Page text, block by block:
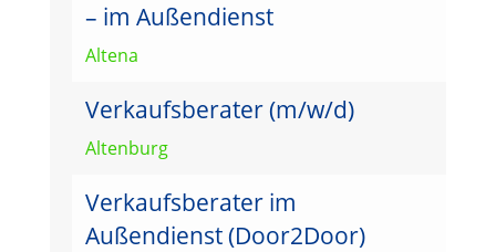
– im Außendienst
Altena
Verkaufsberater (m/w/d)
Altenburg
Verkaufsberater im
Außendienst (Door2Door)